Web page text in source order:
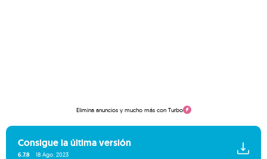
Elimina anuncios y mucho más con Turbo
Consigue la última versión
6.7.8 18 Ago. 2023